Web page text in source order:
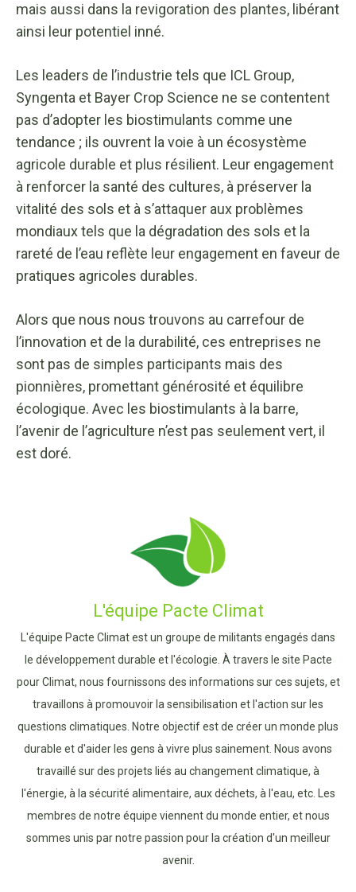
mais aussi dans la revigoration des plantes, libérant
ainsi leur potentiel inné.
Les leaders de l’industrie tels que ICL Group,
Syngenta et Bayer Crop Science ne se contentent
pas d’adopter les biostimulants comme une
tendance ; ils ouvrent la voie à un écosystème
agricole durable et plus résilient. Leur engagement
à renforcer la santé des cultures, à préserver la
vitalité des sols et à s’attaquer aux problèmes
mondiaux tels que la dégradation des sols et la
rareté de l’eau reflète leur engagement en faveur de
pratiques agricoles durables.
Alors que nous nous trouvons au carrefour de
l’innovation et de la durabilité, ces entreprises ne
sont pas de simples participants mais des
pionnières, promettant générosité et équilibre
écologique. Avec les biostimulants à la barre,
l’avenir de l’agriculture n’est pas seulement vert, il
est doré.
L'équipe Pacte Climat
L'équipe Pacte Climat est un groupe de militants engagés dans
le développement durable et l'écologie. À travers le site Pacte
pour Climat, nous fournissons des informations sur ces sujets, et
travaillons à promouvoir la sensibilisation et l'action sur les
questions climatiques. Notre objectif est de créer un monde plus
durable et d'aider les gens à vivre plus sainement. Nous avons
travaillé sur des projets liés au changement climatique, à
l'énergie, à la sécurité alimentaire, aux déchets, à l'eau, etc. Les
membres de notre équipe viennent du monde entier, et nous
sommes unis par notre passion pour la création d'un meilleur
avenir.